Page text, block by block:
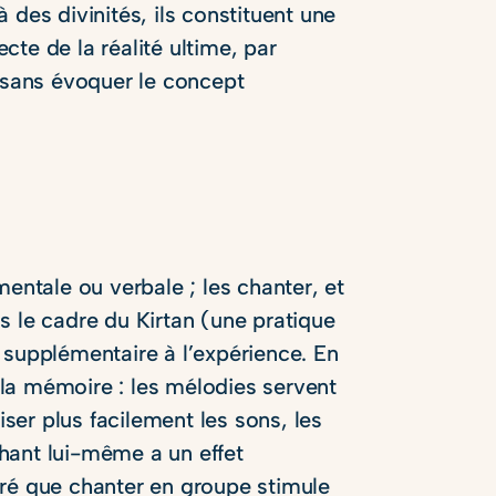
des divinités, ils constituent une
de la réalité ultime, par
évoquer le concept
ou verbale ; les chanter, et
le cadre du Kirtan (une pratique
à l’expérience. En
mémoire : les mélodies servent
plus facilement les sons, les
lui-même a un effet
que chanter en groupe stimule